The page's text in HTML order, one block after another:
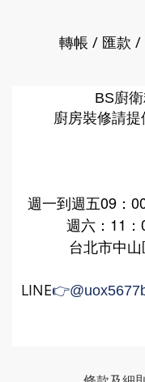
轉帳 / 匯款 /
BS廚
廚房裝修請
週一到週五09：
週六：11：
台北市中
LINE👉